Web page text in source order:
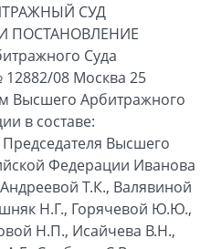
СУД
ПОСТАНОВЛЕНИЕ
Суда
08 Москва 25
Высшего Арбитражного
в составе:
Высшего
Федерации Иванова
Т.К., Валявиной
Н.Г., Горячевой Ю.Ю.,
Н.П., Исайчева В.Н.,